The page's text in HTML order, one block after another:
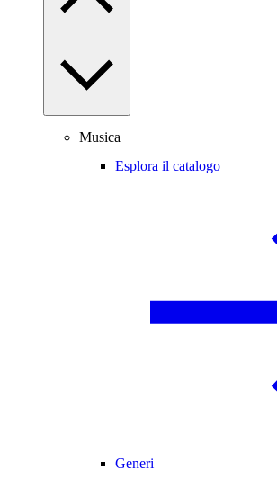
Musica
Esplora il catalogo
Generi